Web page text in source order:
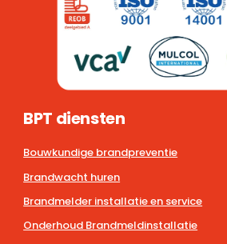
BPT diensten
Bouwkundige brandpreventie
Brandwacht huren
Brandmelder installatie en service
Onderhoud Brandmeldinstallatie